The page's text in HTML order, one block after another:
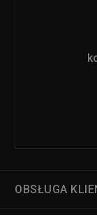
OBSŁUGA